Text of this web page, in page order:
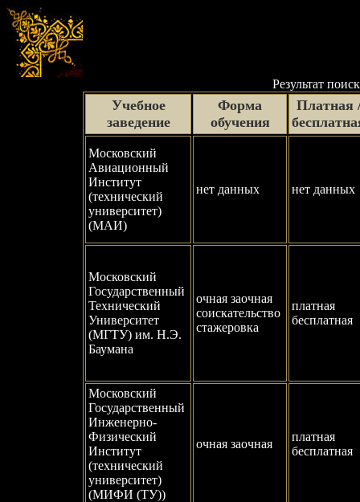
Результат
Учебное
заведение
Форма
обучения
Платная
Московский
Авиационный
Институт
(технический
университет)
(МАИ)
нет данных нет данных
Московский
Государственный
Технический
Университет
(МГТУ) им. Н.Э.
Баумана
очная заочная
соискательство
стажеровка
платная
бесплатная
Московский
Государственный
Инженерно-
Физический
Институт
(технический
университет)
(МИФИ (ТУ))
очная заочная
платная
бесплатная